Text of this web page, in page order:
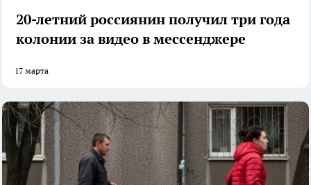
20-летний россиянин получил три года
колонии за видео в мессенджере
17 марта